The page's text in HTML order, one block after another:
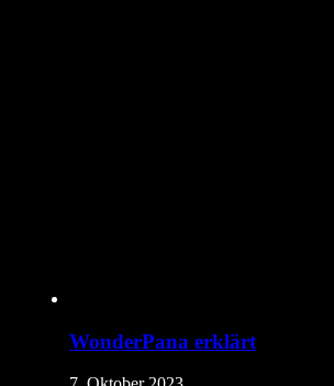
WonderPana erklärt